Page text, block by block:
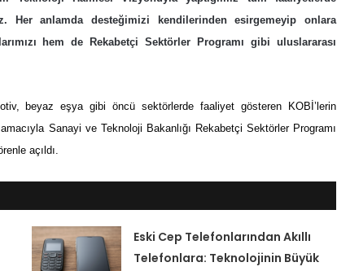
Her anlamda desteğimizi kendilerinden esirgemeyip onlara
hem de Rekabetçi Sektörler Programı gibi uluslararası
beyaz eşya gibi öncü sektörlerde faaliyet gösteren KOBİ’lerin
Sanayi ve Teknoloji Bakanlığı Rekabetçi Sektörler Programı
açıldı.
Eski Cep Telefonlarından Akıllı
Telefonlara: Teknolojinin Büyük